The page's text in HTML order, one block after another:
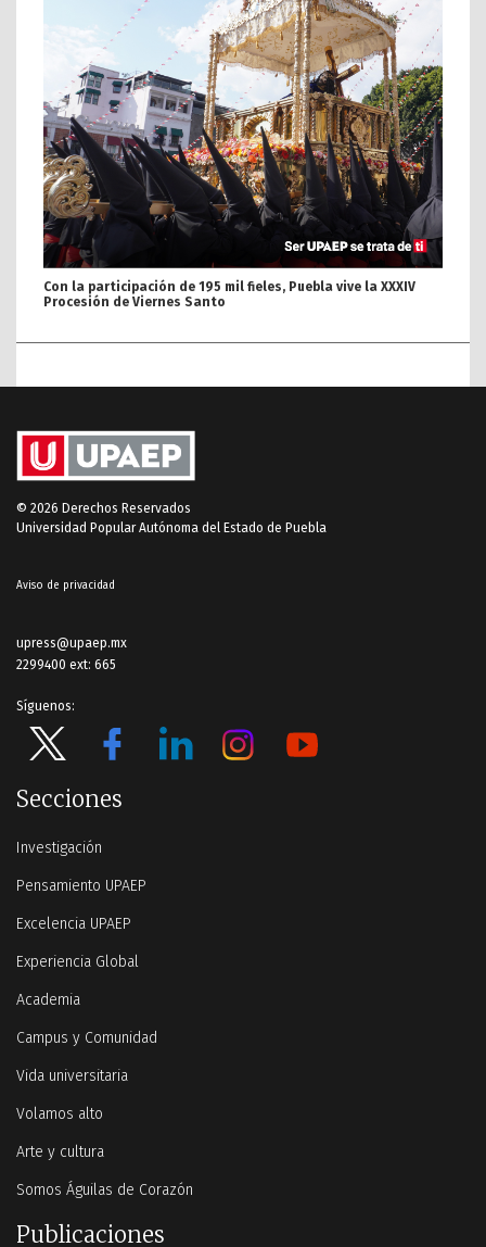
Con la participación de 195 mil fieles, Puebla vive la XXXIV
Procesión de Viernes Santo
© 2026 Derechos Reservados
Universidad Popular Autónoma del Estado de Puebla
Aviso de privacidad
upress@upaep.mx
2299400 ext: 665
Síguenos:
Secciones
Investigación
Pensamiento UPAEP
Excelencia UPAEP
Experiencia Global
Academia
Campus y Comunidad
Vida universitaria
Volamos alto
Arte y cultura
Somos Águilas de Corazón
Publicaciones